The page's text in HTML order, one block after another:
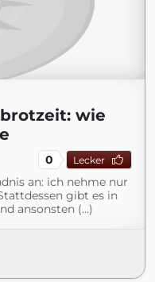
wie
0 Lecker
an: ich nehme nur
gibt es in
ansonsten (...)